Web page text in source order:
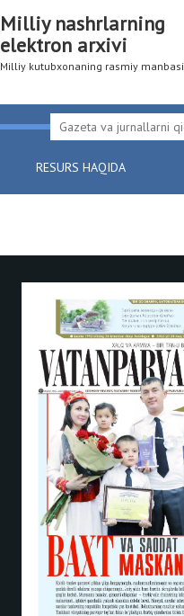
Milliy nashrlarning
elektron arxivi
Milliy kutubxonaning rasmiy manbasi
RESURS HAQIDA